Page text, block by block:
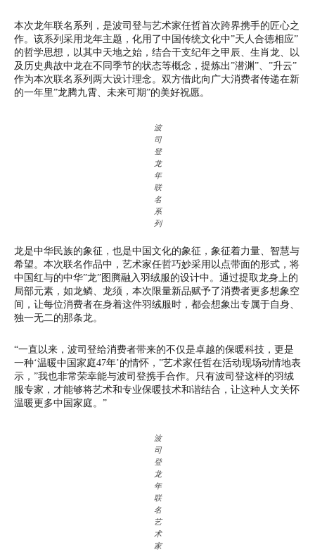
本次龙年联名系列，是波司登与艺术家任哲首次跨界携手的匠心之
作。该系列采用龙年主题，化用了中国传统文化中”天人合德相应”
的哲学思想，以其中天地之始，结合干支纪年之甲辰、生肖龙、以
及历史典故中龙在不同季节的状态等概念，提炼出”潜渊”、”升云”
作为本次联名系列两大设计理念。双方借此向广大消费者传递在新
的一年里”龙腾九霄、未来可期”的美好祝愿。
波
司
登
龙
年
联
名
系
列
龙是中华民族的象征，也是中国文化的象征，象征着力量、智慧与
希望。本次联名作品中，艺术家任哲巧妙采用以点带面的形式，将
中国红与的中华”龙”图腾融入羽绒服的设计中。通过提取龙身上的
局部元素，如龙鳞、龙须，本次限量新品赋予了消费者更多想象空
间，让每位消费者在身着这件羽绒服时，都会想象出专属于自身、
独一无二的那条龙。
“一直以来，波司登给消费者带来的不仅是卓越的保暖科技，更是
一种‘温暖中国家庭47年’的情怀，”艺术家任哲在活动现场动情地表
示，”我也非常荣幸能与波司登携手合作。只有波司登这样的羽绒
服专家，才能够将艺术和专业保暖技术和谐结合，让这种人文关怀
温暖更多中国家庭。”
波
司
登
龙
年
联
名
艺
术
家